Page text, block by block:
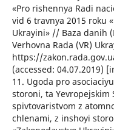
«Pro rishennya Radi
vid 6 travnya 2015 roku
Ukrayini» // Baza danih
Verhovna Rada (VR)
https://
(accessed: 04.07.2019)
11. Ugoda pro
storoni, ta Yevropejskim
spivtovaristvom z
chlenami, z inshoyi